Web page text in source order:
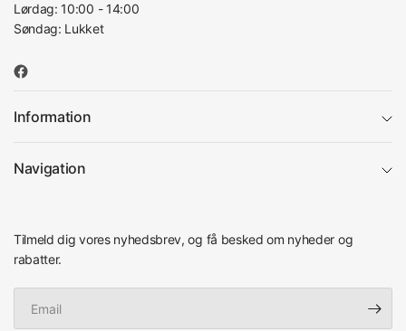
Lørdag: 10:00 - 14:00
Søndag: Lukket
Information
Navigation
Tilmeld dig vores nyhedsbrev, og få besked om nyheder og
rabatter.